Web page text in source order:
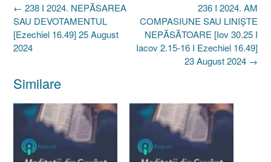
Post
navigation
236 I 2024. AM
COMPASIUNE SAU LINIȘTE
NEPĂSĂTOARE [Iov 30.25 I
Iacov 2.15-16 I Ezechiel 16.49]
23 August 2024 →
← 238 I 2024. NEPĂSAREA
SAU DEVOTAMENTUL
[Ezechiel 16.49] 25 August
2024
Similare